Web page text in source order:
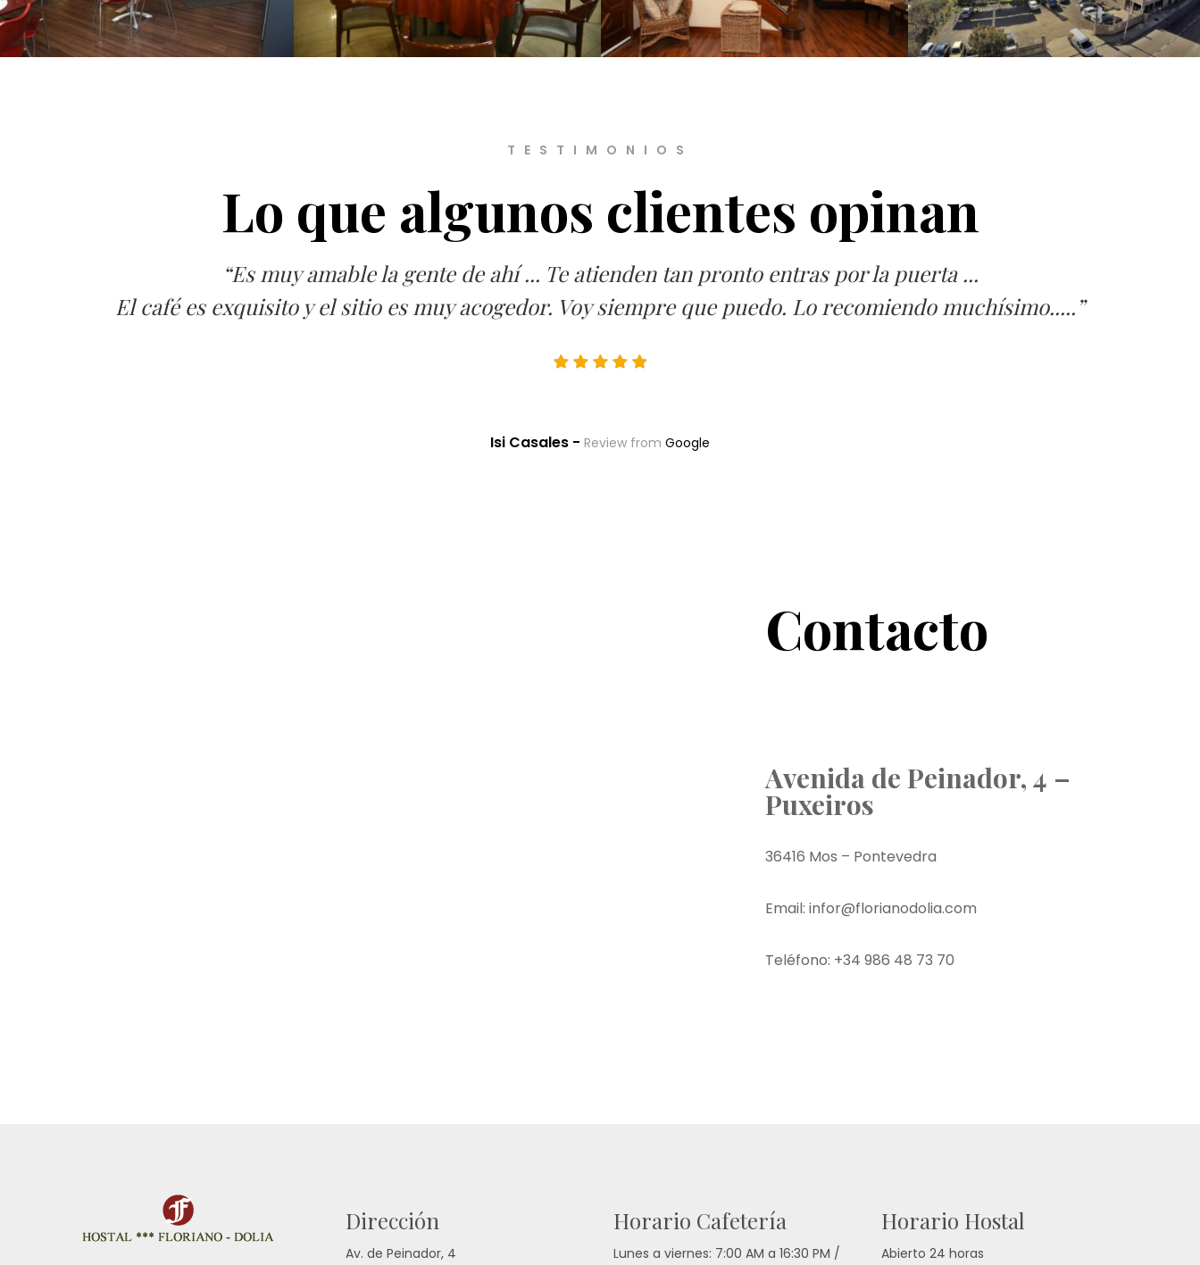
TESTIMONIOS
Lo que algunos clientes opinan
Es muy amable la gente de ahí ... Te atienden tan pronto entras por la puerta ...
El café es exquisito y el sitio es muy acogedor. Voy siempre que puedo. Lo recomiendo muchísimo.....
Isi Casales - Review from Google
Contacto
Avenida de Peinador, 4 –
Puxeiros
36416 Mos – Pontevedra
Email: infor@florianodolia.com
Teléfono: +34 986 48 73 70
Dirección
Av. de Peinador, 4
Horario Cafetería
Lunes a viernes: 7:00 AM a 16:30 PM /
Horario Hostal
Abierto 24 horas